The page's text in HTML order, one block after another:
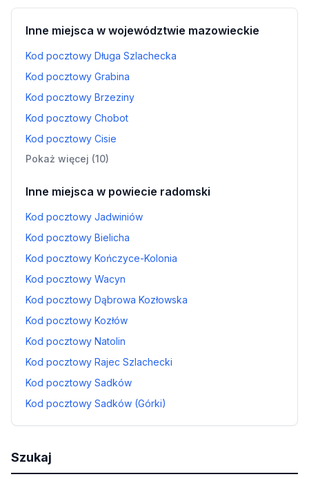
Inne miejsca w województwie mazowieckie
Kod pocztowy Długa Szlachecka
Kod pocztowy Grabina
Kod pocztowy Brzeziny
Kod pocztowy Chobot
Kod pocztowy Cisie
Pokaż więcej (10)
Inne miejsca w powiecie radomski
Kod pocztowy Jadwiniów
Kod pocztowy Bielicha
Kod pocztowy Kończyce-Kolonia
Kod pocztowy Wacyn
Kod pocztowy Dąbrowa Kozłowska
Kod pocztowy Kozłów
Kod pocztowy Natolin
Kod pocztowy Rajec Szlachecki
Kod pocztowy Sadków
Kod pocztowy Sadków (Górki)
Szukaj